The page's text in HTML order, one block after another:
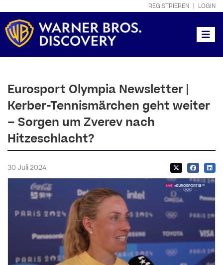
REGISTRIEREN LOGIN
Eurosport Olympia Newsletter |
Kerber-Tennismärchen geht weiter
– Sorgen um Zverev nach
Hitzeschlacht?
30 Juli 2024